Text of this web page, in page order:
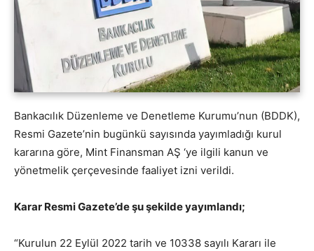
Bankacılık Düzenleme ve Denetleme Kurumu’nun (BDDK),
Resmi Gazete’nin bugünkü sayısında yayımladığı kurul
kararına göre, Mint Finansman AŞ ‘ye ilgili kanun ve
yönetmelik çerçevesinde faaliyet izni verildi.
Karar Resmi Gazete’de şu şekilde yayımlandı;
“Kurulun 22 Eylül 2022 tarih ve 10338 sayılı Kararı ile